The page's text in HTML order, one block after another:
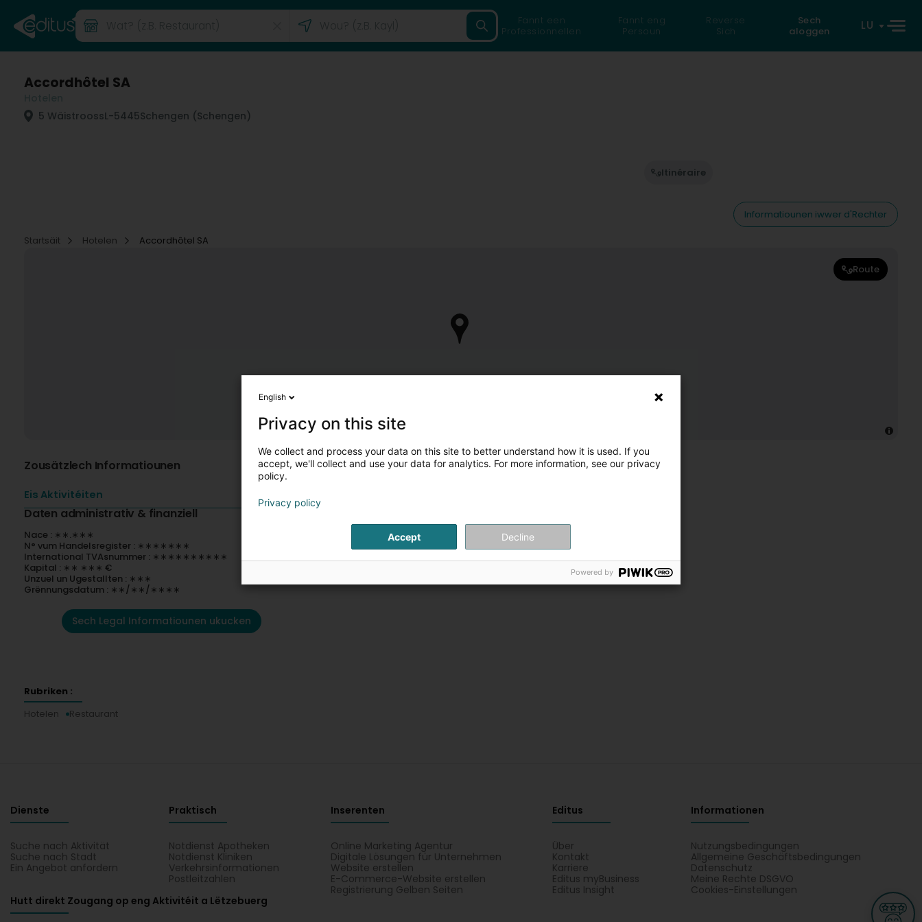
Fannt een
Professionnellen
Fannt eng
Persoun
Reverse
Sich
Sech
aloggen
LU
Accordhôtel SA
5 WäistroossL-5445Schengen (Schengen)
Itinéraire
Informatiounen iwwer d'Rechter
Startsäit
Hotelen Accordhôtel SA
Route
Zousätzlech Informatiounen
Eis Aktivitéiten
Daten administrativ & finanziell
Nace : ∗∗.∗∗∗
N° vum Handelsregister : ∗∗∗∗∗∗∗
International TVAsnummer : ∗∗∗∗∗∗∗∗∗∗
Kapital : ∗∗ ∗∗∗ €
Unzuel un Ugestallten : ∗∗∗
Grënnungsdatum : ∗∗/∗∗/∗∗∗∗
Sech Legal Informatiounen ukucken
Rubriken :
Hotelen
Restaurant
Dienste
Suche nach Aktivität
Suche nach Stadt
Ein Angebot anfordern
Praktisch
Notdienst Apotheken
Notdienst Kliniken
Verkehrsinformationen
Postleitzahlen
Inserenten
Online Marketing Agentur
Digitale Lösungen für Unternehmen
Website erstellen
E-Commerce-Website erstellen
Registrierung Gelben Seiten
Editus
Über
Kontakt
Karriere
Editus myBusiness
Editus Insight
Informationen
Nutzungsbedingungen
Allgemeine Geschäftsbedingungen
Datenschutz
Meine Rechte DSGVO
Cookies-Einstellungen
Hutt direkt Zougang op eng Aktivitéit a Lëtzebuerg
English
Privacy on this site
We collect and process your data on this site to better understand how it is used. If you
accept, we'll collect and use your data for analytics. For more information, see our privacy
policy.
Privacy policy
Accept Decline
Powered by